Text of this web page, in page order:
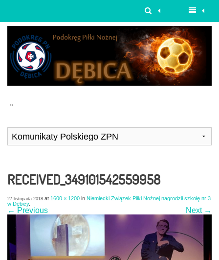
»
RECEIVED_349101542559958
27 listopada 2018 at 1600 × 1200 in Niemiecki Związek Piłki Nożnej nagrodził szkołę nr 3
w Dębicy.
← Previous Next →